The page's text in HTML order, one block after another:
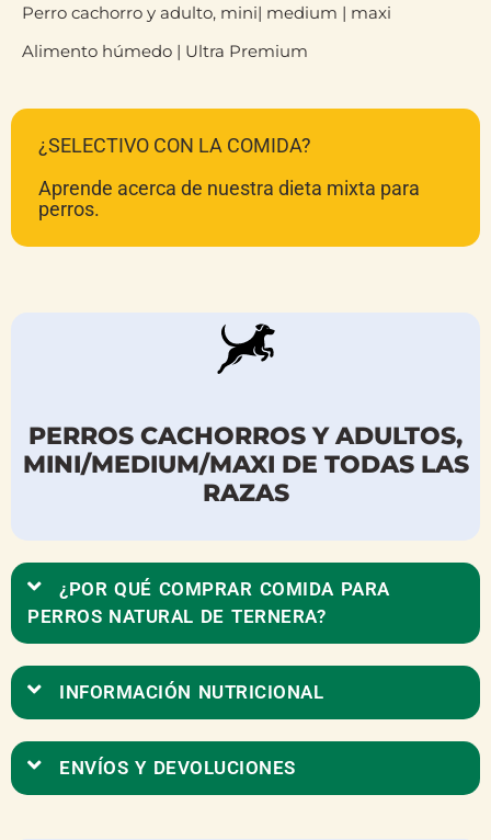
Perro cachorro y adulto, mini| medium | maxi
Alimento húmedo | Ultra Premium
¿SELECTIVO CON LA COMIDA?
Aprende acerca de nuestra dieta mixta para
perros.
PERROS CACHORROS Y ADULTOS,
MINI/MEDIUM/MAXI DE TODAS LAS
RAZAS
¿POR QUÉ COMPRAR COMIDA PARA
PERROS NATURAL DE TERNERA?
INFORMACIÓN NUTRICIONAL
ENVÍOS Y DEVOLUCIONES